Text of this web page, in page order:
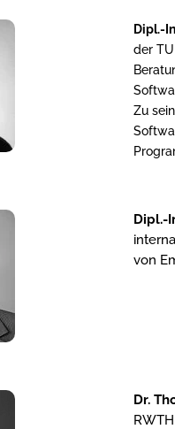
Dipl.-
der
Zu
Dipl.-
von
Dr.